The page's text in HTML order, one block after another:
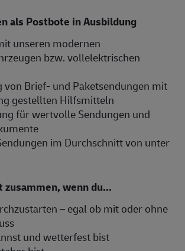
als Postbote in Ausbildung
unseren modernen
bzw. vollelektrischen
von Brief- und Paketsendungen mit
gestellten Hilfsmitteln
für wertvolle Sendungen und
im Durchschnitt von unter
zusammen, wenn du...
– egal ob mit oder ohne
und wetterfest bist